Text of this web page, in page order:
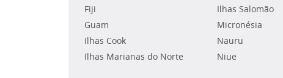
Fiji
Guam
Ilhas Cook
Ilhas Marianas do Norte
Ilhas Salomão
Micronésia
Nauru
Niue